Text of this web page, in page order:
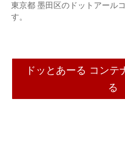
東京都 墨田区のドットアール
す。
ドッとあーる コンテ
る